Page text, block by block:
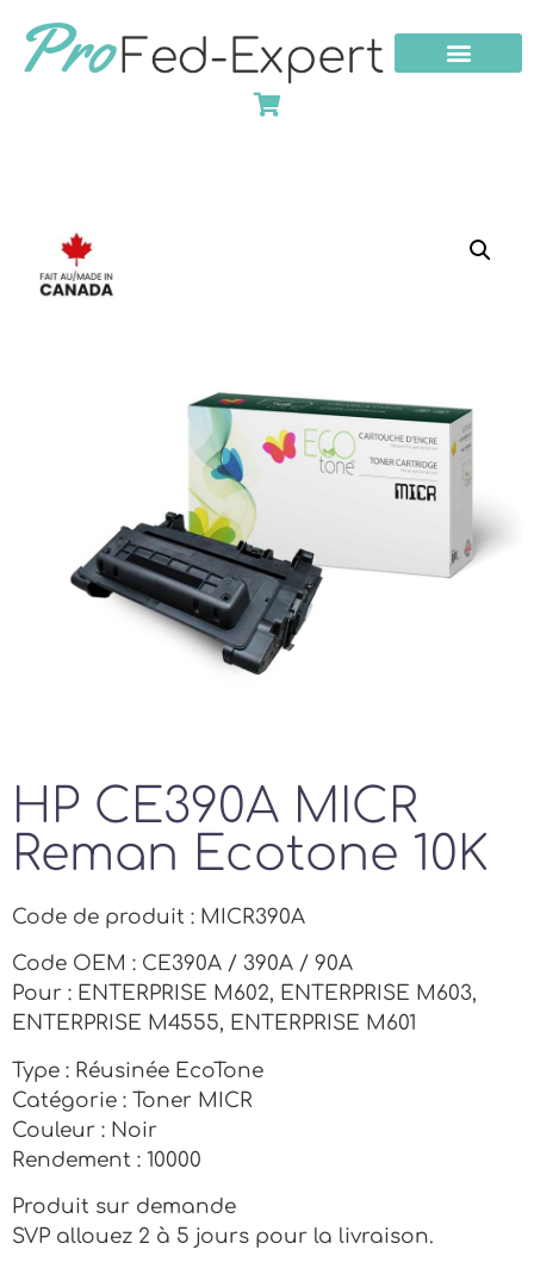
HP CE390A MICR
Reman Ecotone 10K
Code de produit : MICR390A
Code OEM : CE390A / 390A / 90A
Pour : ENTERPRISE M602, ENTERPRISE M603,
ENTERPRISE M4555, ENTERPRISE M601
Type : Réusinée EcoTone
Catégorie : Toner MICR
Couleur : Noir
Rendement : 10000
Produit sur demande
SVP allouez 2 à 5 jours pour la livraison.